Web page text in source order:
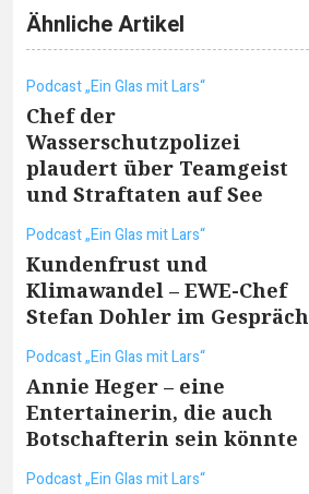
Ähnliche Artikel
Podcast „Ein Glas mit Lars“
Chef der
Wasserschutzpolizei
plaudert über Teamgeist
und Straftaten auf See
Podcast „Ein Glas mit Lars“
Kundenfrust und
Klimawandel – EWE-Chef
Stefan Dohler im Gespräch
Podcast „Ein Glas mit Lars“
Annie Heger – eine
Entertainerin, die auch
Botschafterin sein könnte
Podcast „Ein Glas mit Lars“